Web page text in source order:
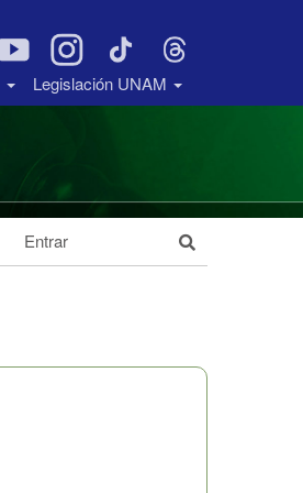
Legislación UNAM
Entrar